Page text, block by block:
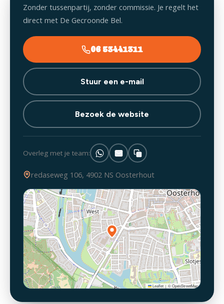
Zonder tussenpartij, zonder commissie. Je regelt het
direct met De Gecroonde Bel.
06 53441311
Stuur een e-mail
Bezoek de website
Overleg met je team:
redaseweg 106, 4902 NS Oosterhout
Leaflet | © OpenStreetMap